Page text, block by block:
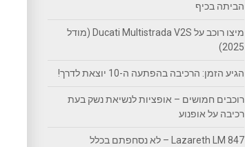
הביתה בכיף
מיצו רוכב על Ducati Multistrada V2S (מודל
2025)
הגיע הזמן: הרכיבה בהפתעה ה-10 יוצאת לדרך!
רוכבים חמושים – אופציות לנשיאת נשק בעת
רכיבה על אופנוע
Lazareth LM 847 – לא נסחפתם בכלל